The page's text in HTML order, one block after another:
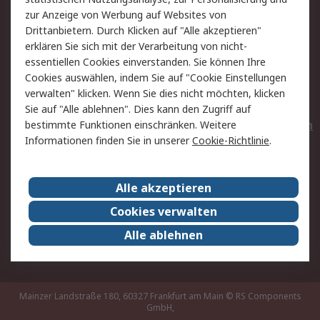
Hilfe
Privatkunden
Rechtliches
AGB
Datenschutz
Cookie-Richtlinie
Zahlungsbedingungen
Copyright/Impressum
Entsorgung
Elektrogeräte/Batterien
RS weltweit
Karriere bei RS
Nachhaltigkeit
Qualität/Umwelt/ZertifikatePresse-Center
Event-Center
Mainzer Landstraße 180, 60327 Frankfurt am Main © RS Components
GmbH,
zur Anzeige von Werbung auf Websites von
Drittanbietern. Durch Klicken auf "Alle akzeptieren"
erklären Sie sich mit der Verarbeitung von nicht-
essentiellen Cookies einverstanden. Sie können Ihre
Cookies auswählen, indem Sie auf "Cookie Einstellungen
verwalten" klicken. Wenn Sie dies nicht möchten, klicken
Sie auf "Alle ablehnen". Dies kann den Zugriff auf
bestimmte Funktionen einschränken. Weitere
Informationen finden Sie in unsererCookie-Richtlinie.
Alle akzeptieren
Cookies verwalten
Alle ablehnen